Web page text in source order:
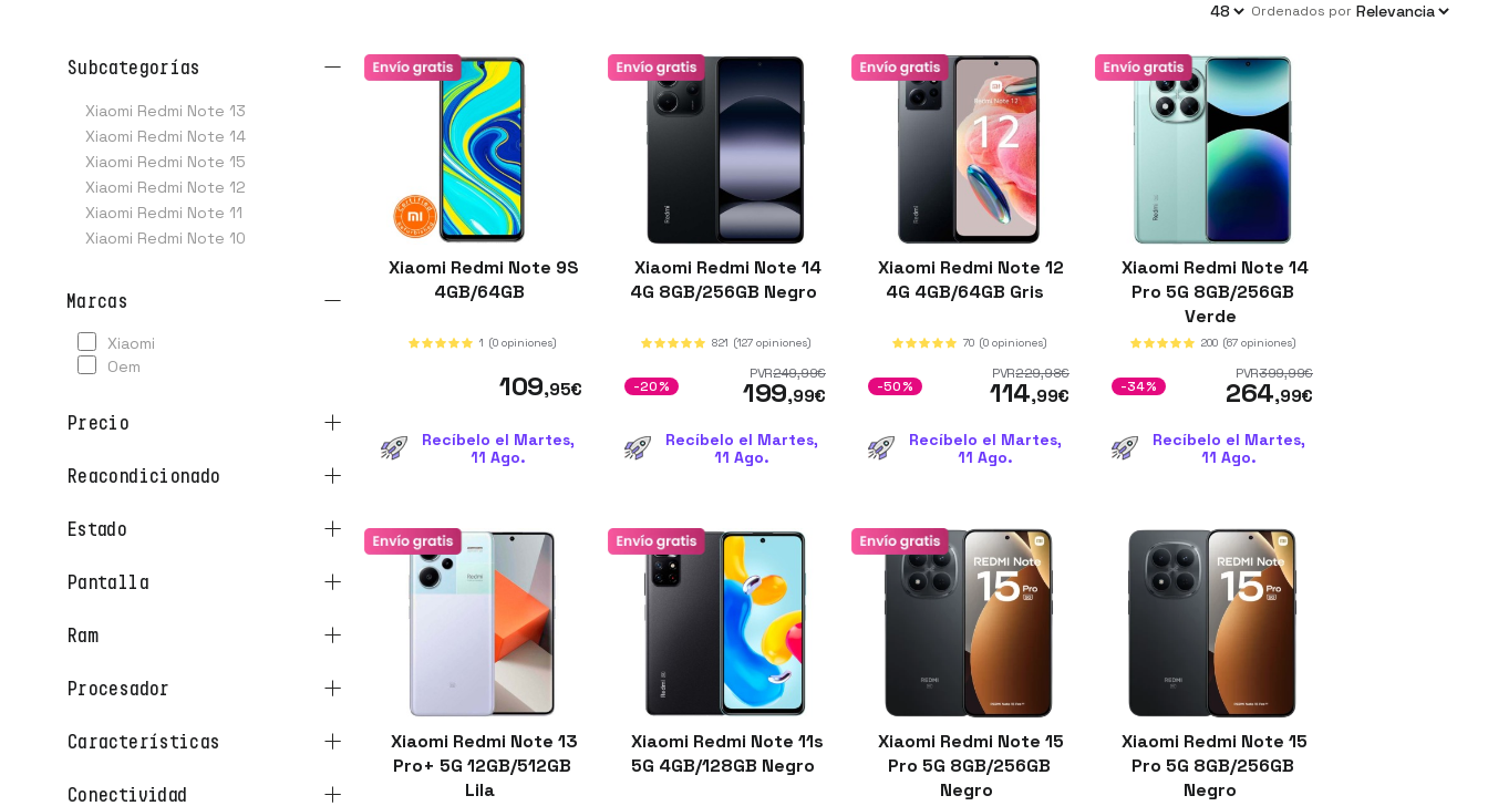
ordenados por
subcategorías
Xiaomi Redmi Note 13
Xiaomi Redmi Note 14
Xiaomi Redmi Note 15
Xiaomi Redmi Note 12
Xiaomi Redmi Note 11
Xiaomi Redmi Note 10
marcas
xiaomi
oem
precio
reacondicionado
estado
pantalla
ram
procesador
características
conectividad
Xiaomi Redmi Note 9S
4GB/64GB
1 (0 opiniones)
109,95€
Recíbelo el Martes,
11 Ago.
Xiaomi Redmi Note 14
4G 8GB/256GB Negro
821 (127 opiniones)
PVR249,99€
199,99€
-20%
Recíbelo el Martes,
11 Ago.
Xiaomi Redmi Note 12
4G 4GB/64GB Gris
70 (0 opiniones)
PVR229,98€
114,99€
-50%
Recíbelo el Martes,
11 Ago.
Xiaomi Redmi Note 14
Pro 5G 8GB/256GB
Verde
200 (67 opiniones)
PVR399,99€
264,99€
-34%
Recíbelo el Martes,
11 Ago.
Xiaomi Redmi Note 13
Pro+ 5G 12GB/512GB
Lila
Xiaomi Redmi Note 11s
5G 4GB/128GB Negro
Xiaomi Redmi Note 15
Pro 5G 8GB/256GB
Negro
Xiaomi Redmi Note 15
Pro 5G 8GB/256GB
Negro